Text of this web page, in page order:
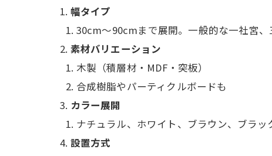
幅タイプ
30cm〜90cmまで展開。一般的な一社宮
素材バリエーション
木製（積層材・MDF・突板）
合成樹脂やパーティクルボードも
カラー展開
ナチュラル、ホワイト、ブラウン、ブラ
設置方式